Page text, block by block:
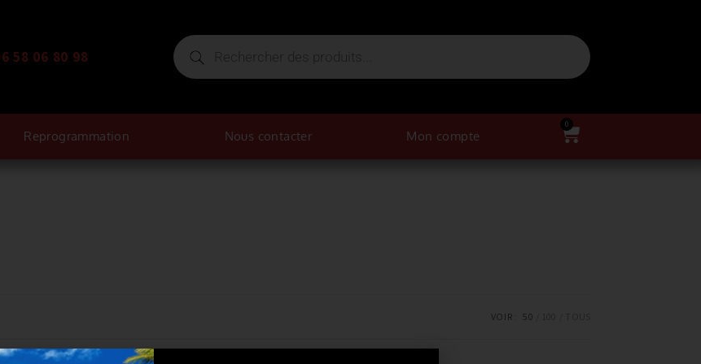
58 06 80 98
Reprogrammation Nous contacter Mon compte
0
VOIR : 50